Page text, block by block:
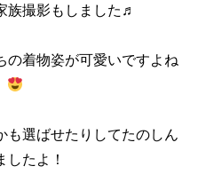
族撮影もしました♬
の着物姿が可愛いですよね
も選ばせたりしてたのしん
したよ！